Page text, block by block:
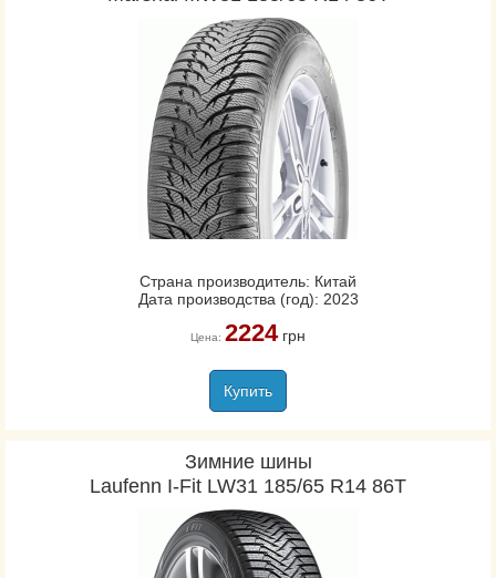
Страна производитель: Китай
Дата производства (год): 2023
Цена: 2224грн
Купить
Зимние шины
Laufenn I-Fit LW31 185/65 R14 86T